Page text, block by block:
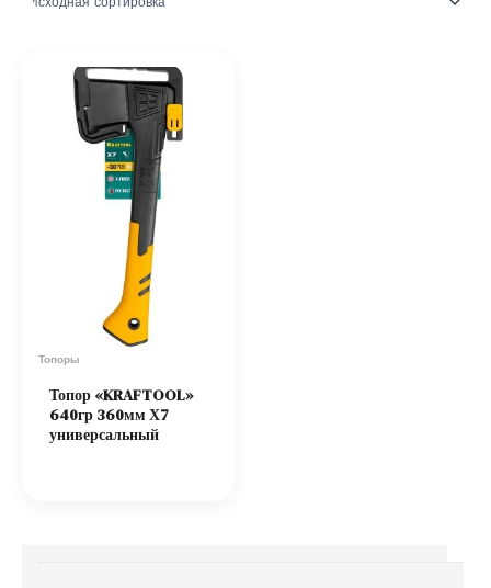
Топоры
Топор «KRAFTOOL»
640гр 360мм Х7
универсальный